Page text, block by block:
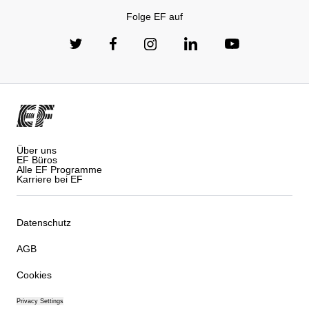
Folge EF auf
Über uns
EF Büros
Alle EF Programme
Karriere bei EF
Datenschutz
AGB
Cookies
Privacy Settings